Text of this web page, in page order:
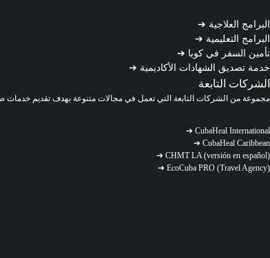
البرامج العلاجية ➔
البرامج التعليمية ➔
تأمين السفر في كوبا ➔
خدمة تصديق الشهادات الأكاديمية ➔
الشركات التابعة
مجموعة من الشركات التابعة التي تعمل في مجالات متنوعة بهدف تقديم خدمات
CubaHeal International
➔
CubaHeal Caribbean
➔
CHMT LA (versión en español)
➔
EcoCuba PRO (Travel Agency)
➔